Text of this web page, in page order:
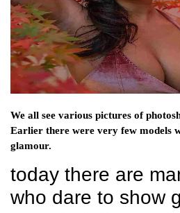
We all see various pictures of
Earlier there were very few models
glamour.
today there are
who dare to show